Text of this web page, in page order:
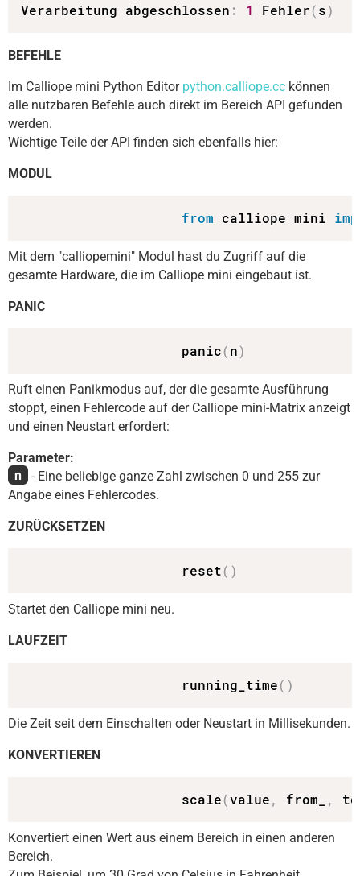
Verarbeitung abgeschlossen : 1 Fehler(s)
BEFEHLE
Im Calliope mini Python Editor python.calliope.cc können
alle nutzbaren Befehle auch direkt im Bereich API gefunden
werden.
Wichtige Teile der API finden sich ebenfalls hier:
MODUL
from calliope mini
Mit dem "calliopemini" Modul hast du Zugriff auf die
gesamte Hardware, die im Calliope mini eingebaut ist.
PANIC
                    panic
(n)
Ruft einen Panikmodus auf, der die gesamte Ausführung
stoppt, einen Fehlercode auf der Calliope mini-Matrix anzeigt
und einen Neustart erfordert:
Parameter:
n
- Eine beliebige ganze Zahl zwischen 0 und 255 zur
Angabe eines Fehlercodes.
ZURÜCKSETZEN
                    reset
( )
Startet den Calliope mini neu.
LAUFZEIT
                    running_time
( )
Die Zeit seit dem Einschalten oder Neustart in Millisekunden.
KONVERTIEREN
                    scale
(value, from_ , to
Konvertiert einen Wert aus einem Bereich in einen anderen
Bereich.